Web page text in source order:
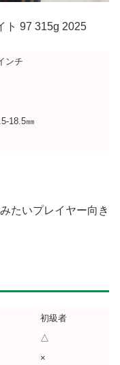
ト 97 315g 2025
ンチ
18.5㎜
たいプレイヤー向き
初級者
△
×